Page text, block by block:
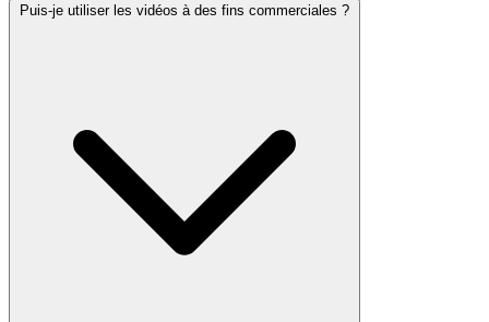
Puis-je utiliser les vidéos à des fins commerciales ?